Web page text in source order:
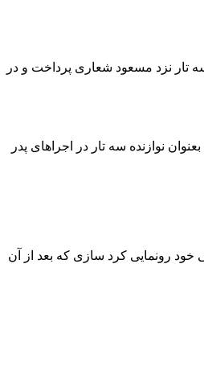
نزد مسعود شعاری پرداخت و در
را منتشر کرد، سپس بعنوان نوازنده سه تار در اجراهای پدر
سپس به نیویورک رفت تا در رشته موسیقی در این شهر ادامه تحصیل دهد . او سال ۱۳۸۸ از سه‌ تار ابداعی خود رونمایی کرد سازی که بعد از‌ آن